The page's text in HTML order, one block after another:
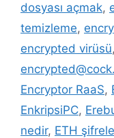
dosyası açmak,
temizleme,
encrypted virüsü,
Encryptor RaaS,
EnkripsiPC,
nedir, ETH